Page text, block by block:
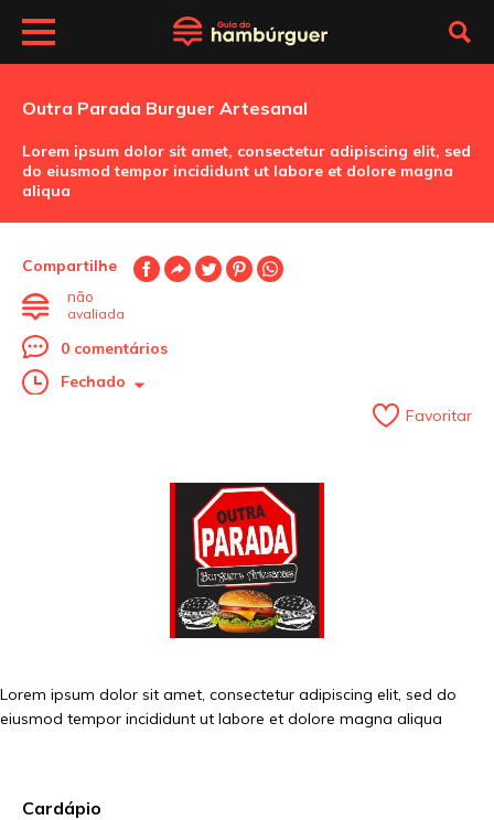
Outra Parada Burguer Artesanal
Lorem ipsum dolor sit amet, consectetur adipiscing elit, sed
do eiusmod tempor incididunt ut labore et dolore magna
aliqua
Compartilhe
não
avaliada
0 comentários
Fechado
Favoritar
Lorem ipsum dolor sit amet, consectetur adipiscing elit, sed do
eiusmod tempor incididunt ut labore et dolore magna aliqua
Cardápio